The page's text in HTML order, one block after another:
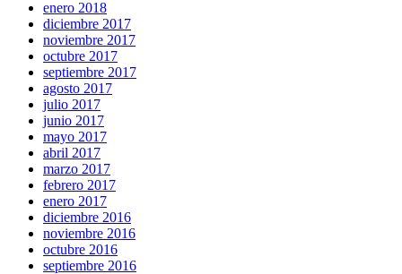
enero 2018
diciembre 2017
noviembre 2017
octubre 2017
septiembre 2017
agosto 2017
julio 2017
junio 2017
mayo 2017
abril 2017
marzo 2017
febrero 2017
enero 2017
diciembre 2016
noviembre 2016
octubre 2016
septiembre 2016